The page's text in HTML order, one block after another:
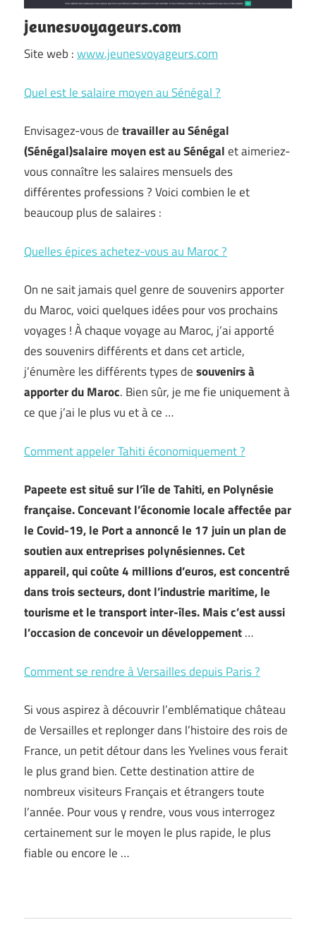
jeunesvoyageurs.com
Site web :www.jeunesvoyageurs.com
Quel est le salaire moyen au Sénégal ?
Envisagez-vous detravailler au Sénégal
(Sénégal)salaire moyen est au Sénégalet aimeriez-
vous connaître les salaires mensuels des
différentes professions ? Voici combien le et
beaucoup plus de salaires :
Quelles épices achetez-vous au Maroc ?
On ne sait jamais quel genre de souvenirs apporter
du Maroc, voici quelques idées pour vos prochains
voyages ! À chaque voyage au Maroc, j’ai apporté
des souvenirs différents et dans cet article,
j’énumère les différents types desouvenirs à
apporter du Maroc. Bien sûr, je me fie uniquement à
ce que j’ai le plus vu et à ce …
Comment appeler Tahiti économiquement ?
Papeete est situé sur l’île de Tahiti, en Polynésie
française. Concevant l’économie locale affectée par
le Covid-19, le Port a annoncé le 17 juin un plan de
soutien aux entreprises polynésiennes. Cet
appareil, qui coûte 4 millions d’euros, est concentré
dans trois secteurs, dont l’industrie maritime, le
tourisme et le transport inter-îles. Mais c’est aussi
l’occasion de concevoir un développement…
Comment se rendre à Versailles depuis Paris ?
Si vous aspirez à découvrir l’emblématique château
de Versailles et replonger dans l’histoire des rois de
France, un petit détour dans les Yvelines vous ferait
le plus grand bien. Cette destination attire de
nombreux visiteurs Français et étrangers toute
l’année. Pour vous y rendre, vous vous interrogez
certainement sur le moyen le plus rapide, le plus
fiable ou encore le …